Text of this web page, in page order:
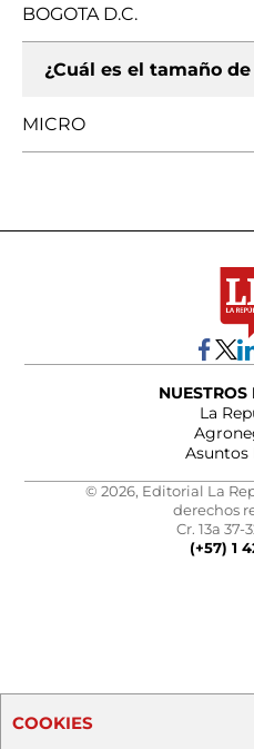
BOGOTA D.C.
¿Cuál es el tamaño
MICRO
NUESTROS
La
Asuntos
© 2026, Editorial La
derechos
Cr. 13a 37-
(+57) 1
COOKIES